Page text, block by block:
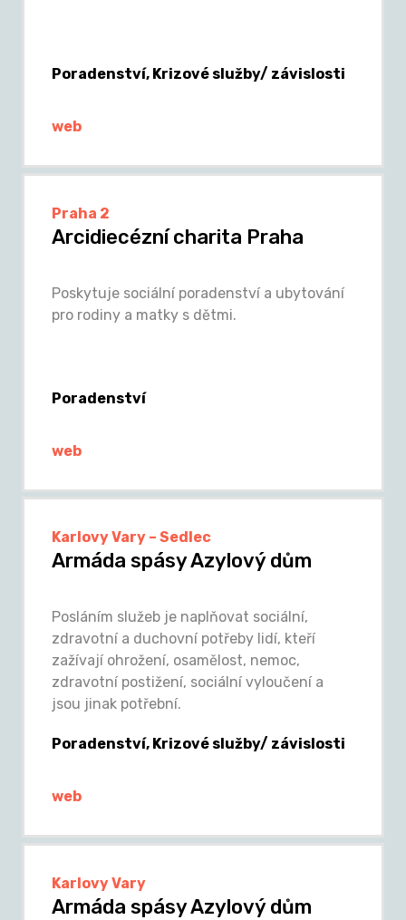
Poradenství, Krizové služby/ závislosti
web
Praha 2
Arcidiecézní charita Praha
Poskytuje sociální poradenství a ubytování
pro rodiny a matky s dětmi.
Poradenství
web
Karlovy Vary – Sedlec
Armáda spásy Azylový dům
Posláním služeb je naplňovat sociální,
zdravotní a duchovní potřeby lidí, kteří
zažívají ohrožení, osamělost, nemoc,
zdravotní postižení, sociální vyloučení a
jsou jinak potřební.
Poradenství, Krizové služby/ závislosti
web
Karlovy Vary
Armáda spásy Azylový dům